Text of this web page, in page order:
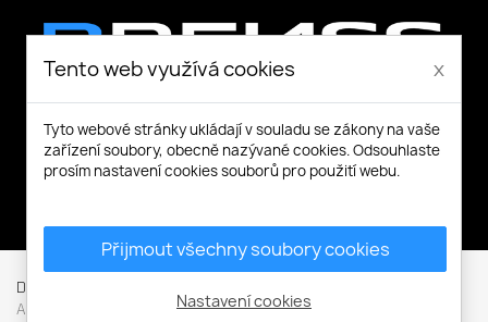
Domů
ARTEMIOS Underwear black
Tento web využívá cookies x
Tyto webové stránky ukládají v souladu se zákony na vaše
zařízení soubory, obecně nazývané cookies. Odsouhlaste
prosím nastavení cookies souborů pro použití webu.
Přijmout všechny soubory cookies
Nastavení cookies